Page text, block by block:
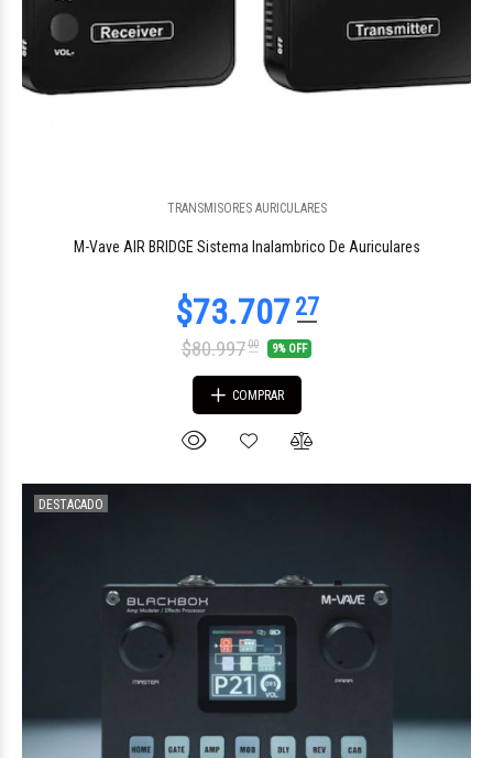
TRANSMISORES AURICULARES
M-Vave AIR BRIDGE Sistema Inalambrico De Auriculares
$80.99700 9% OFF
COMPRAR
DESTACADO
$64.97400